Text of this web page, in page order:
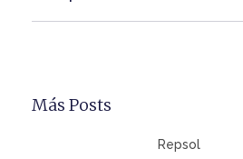
Más Posts
Repsol